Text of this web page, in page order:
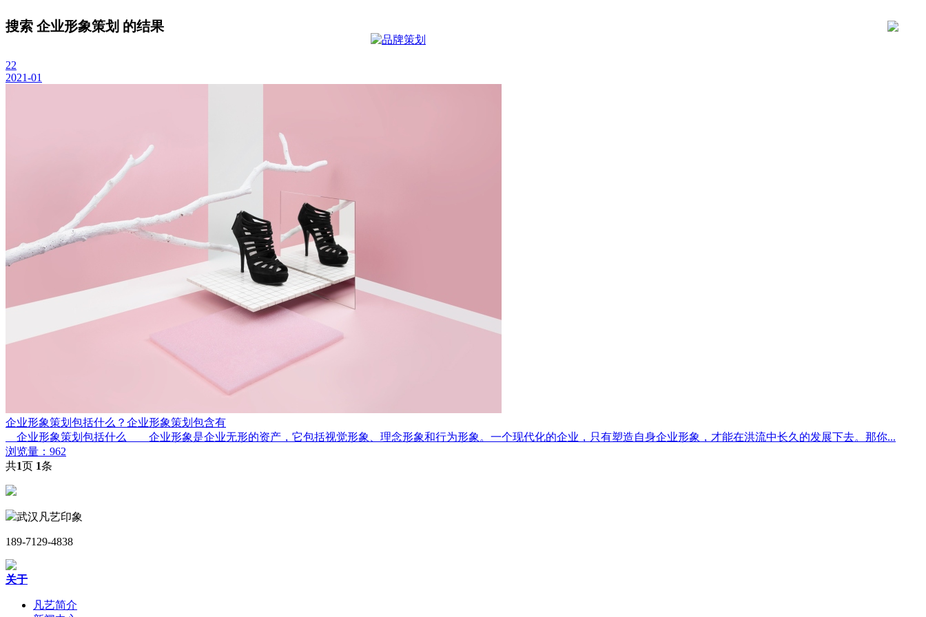
搜索 企业形象策划 的结果
22
2021-01
企业形象策划包括什么？企业形象策划包含有
企业形象策划包括什么 企业形象是企业无形的资产，它包括视觉形象、理念形象和行为形象。一个现代化的企业，只有塑造自身企业形象，才能在洪流中长久的发展下去。那你...
浏览量：962
共1页 1条
武汉凡艺印象
189-7129-4838
关于
凡艺简介